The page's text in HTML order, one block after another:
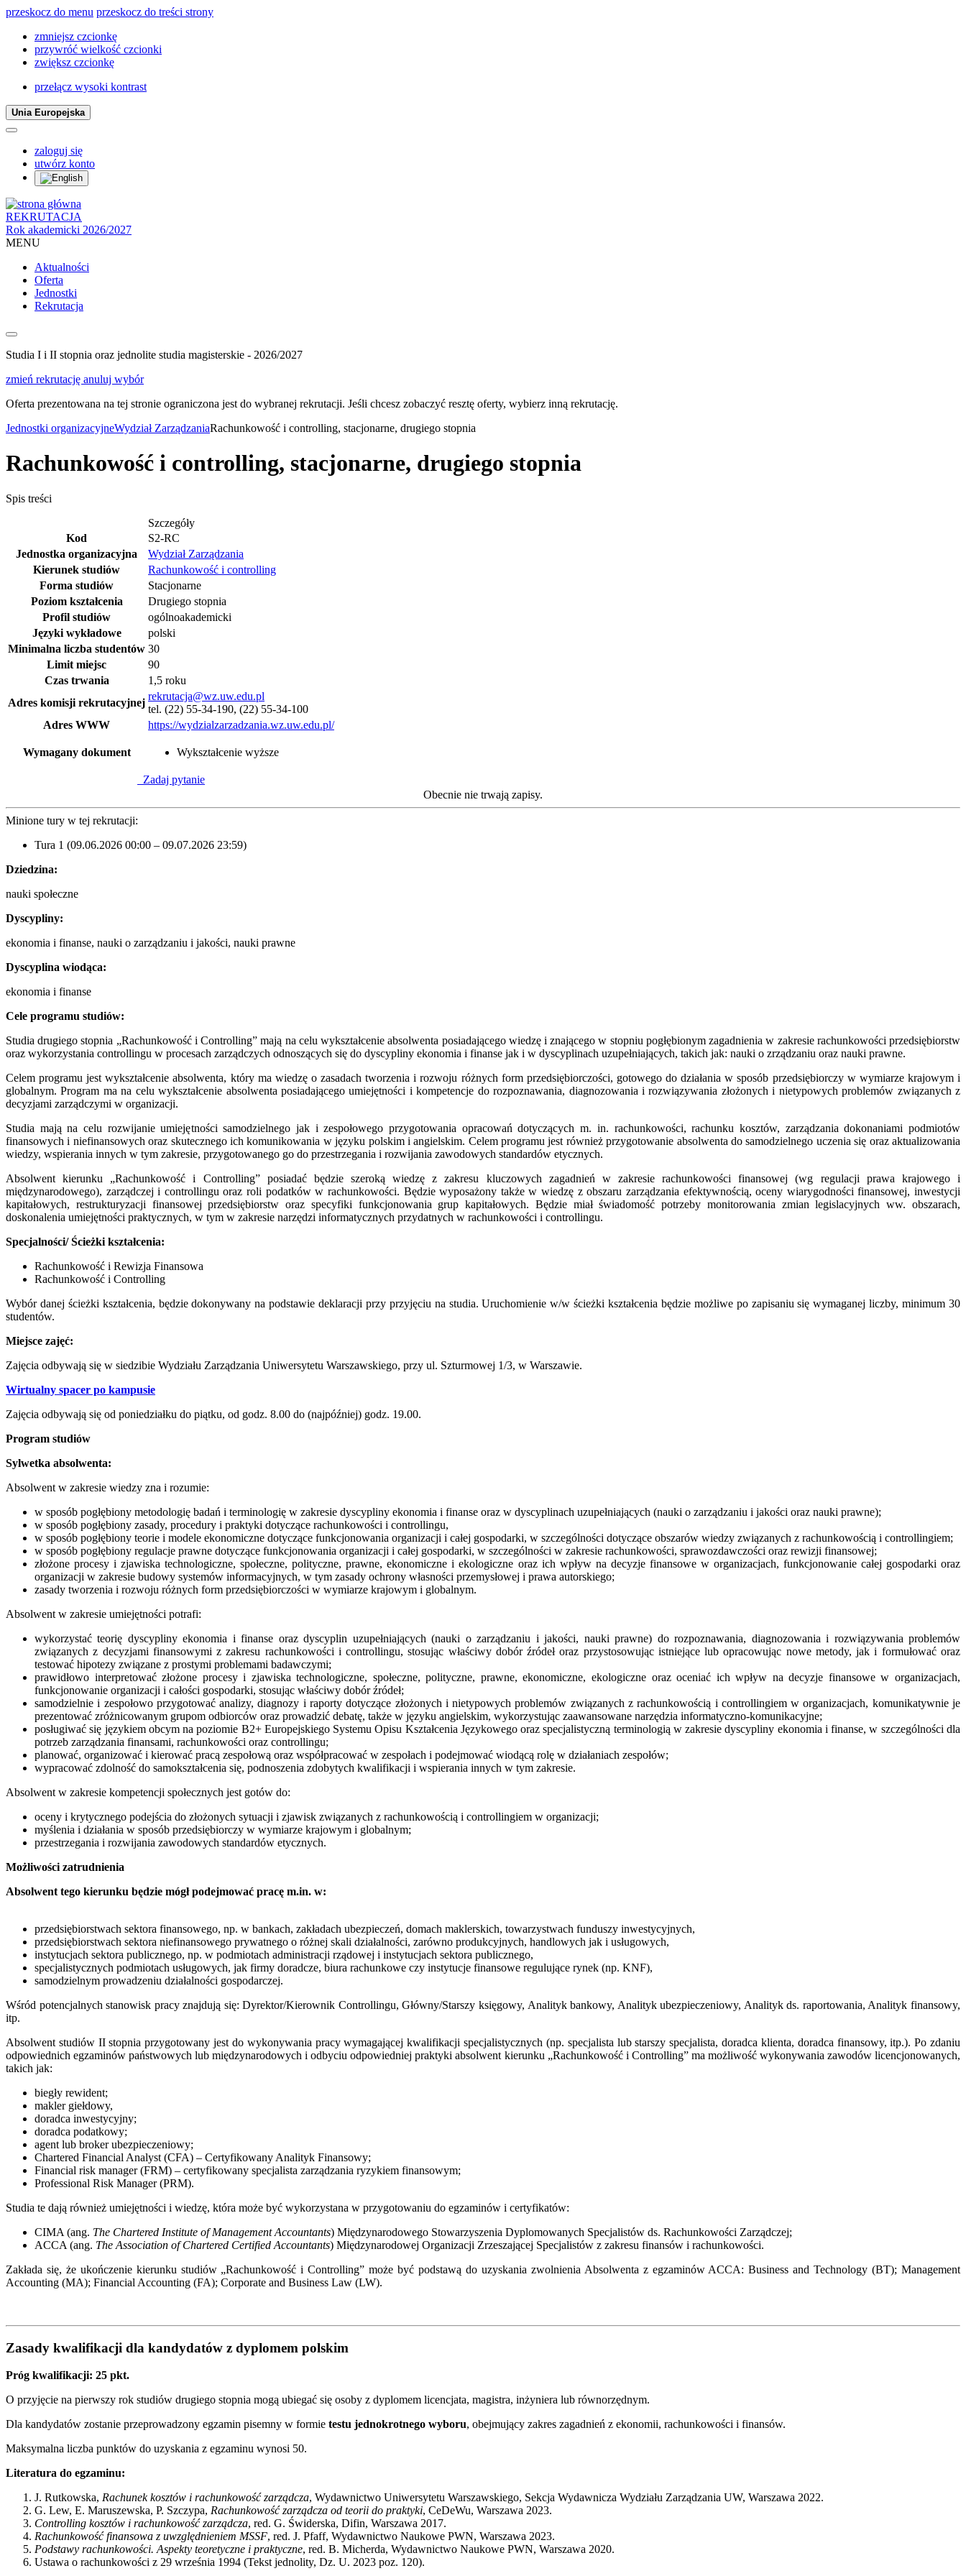
przeskocz do menu przeskocz do treści strony
zmniejsz czcionkę
przywróć wielkość czcionki
zwiększ czcionkę
przełącz wysoki kontrast
Unia Europejska
zaloguj się
utwórz konto
REKRUTACJA
Rok akademicki 2026/2027
MENU
Aktualności
Oferta
Jednostki
Rekrutacja
Studia I i II stopnia oraz jednolite studia magisterskie - 2026/2027
zmień rekrutację anuluj wybór
Oferta prezentowana na tej stronie ograniczona jest do wybranej rekrutacji. Jeśli chcesz zobaczyć resztę oferty, wybierz inną rekrutację.
Jednostki organizacyjneWydział ZarządzaniaRachunkowość i controlling, stacjonarne, drugiego stopnia
Rachunkowość i controlling, stacjonarne, drugiego stopnia
Spis treści
Szczegóły
Kod
S2-RC
Jednostka organizacyjna
Wydział Zarządzania
Kierunek studiów
Rachunkowość i controlling
Forma studiów
Stacjonarne
Poziom kształcenia
Drugiego stopnia
Profil studiów
ogólnoakademicki
Języki wykładowe
polski
Minimalna liczba studentów 30
Limit miejsc
90
Czas trwania
1,5 roku
Adres komisji rekrutacyjnej
rekrutacja@wz.uw.edu.pl
tel. (22) 55-34-190, (22) 55-34-100
Adres WWW
https://wydzialzarzadzania.wz.uw.edu.pl/
Wymagany dokument Wykształcenie wyższe
Zadaj pytanie
Obecnie nie trwają zapisy.
Minione tury w tej rekrutacji:
Tura 1 (09.06.2026 00:00 – 09.07.2026 23:59)
Dziedzina:
nauki społeczne
Dyscypliny:
ekonomia i finanse, nauki o zarządzaniu i jakości, nauki prawne
Dyscyplina wiodąca:
ekonomia i finanse
Cele programu studiów:
Studia drugiego stopnia „Rachunkowość i Controlling” mają na celu wykształcenie absolwenta posiadającego wiedzę i znającego w stopniu pogłębionym zagadnienia w zakresie rachunkowości przedsiębiorstw
oraz wykorzystania controllingu w procesach zarządczych odnoszących się do dyscypliny ekonomia i finanse jak i w dyscyplinach uzupełniających, takich jak: nauki o zrządzaniu oraz nauki prawne.
Celem programu jest wykształcenie absolwenta, który ma wiedzę o zasadach tworzenia i rozwoju różnych form przedsiębiorczości, gotowego do działania w sposób przedsiębiorczy w wymiarze krajowym i
globalnym. Program ma na celu wykształcenie absolwenta posiadającego umiejętności i kompetencje do rozpoznawania, diagnozowania i rozwiązywania złożonych i nietypowych problemów związanych z
decyzjami zarządczymi w organizacji.
Studia mają na celu rozwijanie umiejętności samodzielnego jak i zespołowego przygotowania opracowań dotyczących m. in. rachunkowości, rachunku kosztów, zarządzania dokonaniami podmiotów
finansowych i niefinansowych oraz skutecznego ich komunikowania w języku polskim i angielskim. Celem programu jest również przygotowanie absolwenta do samodzielnego uczenia się oraz aktualizowania
wiedzy, wspierania innych w tym zakresie, przygotowanego go do przestrzegania i rozwijania zawodowych standardów etycznych.
Absolwent kierunku „Rachunkowość i Controlling” posiadać będzie szeroką wiedzę z zakresu kluczowych zagadnień w zakresie rachunkowości finansowej (wg regulacji prawa krajowego i
międzynarodowego), zarządczej i controllingu oraz roli podatków w rachunkowości. Będzie wyposażony także w wiedzę z obszaru zarządzania efektywnością, oceny wiarygodności finansowej, inwestycji
kapitałowych, restrukturyzacji finansowej przedsiębiorstw oraz specyfiki funkcjonowania grup kapitałowych. Będzie miał świadomość potrzeby monitorowania zmian legislacyjnych ww. obszarach,
doskonalenia umiejętności praktycznych, w tym w zakresie narzędzi informatycznych przydatnych w rachunkowości i controllingu.
Specjalności/ Ścieżki kształcenia:
Rachunkowość i Rewizja Finansowa
Rachunkowość i Controlling
Wybór danej ścieżki kształcenia, będzie dokonywany na podstawie deklaracji przy przyjęciu na studia. Uruchomienie w/w ścieżki kształcenia będzie możliwe po zapisaniu się wymaganej liczby, minimum 30
studentów.
Miejsce zajęć:
Zajęcia odbywają się w siedzibie Wydziału Zarządzania Uniwersytetu Warszawskiego, przy ul. Szturmowej 1/3, w Warszawie.
Wirtualny spacer po kampusie
Zajęcia odbywają się od poniedziałku do piątku, od godz. 8.00 do (najpóźniej) godz. 19.00.
Program studiów
Sylwetka absolwenta:
Absolwent w zakresie wiedzy zna i rozumie:
w sposób pogłębiony metodologię badań i terminologię w zakresie dyscypliny ekonomia i finanse oraz w dyscyplinach uzupełniających (nauki o zarządzaniu i jakości oraz nauki prawne);
w sposób pogłębiony zasady, procedury i praktyki dotyczące rachunkowości i controllingu,
w sposób pogłębiony teorie i modele ekonomiczne dotyczące funkcjonowania organizacji i całej gospodarki, w szczególności dotyczące obszarów wiedzy związanych z rachunkowością i controllingiem;
w sposób pogłębiony regulacje prawne dotyczące funkcjonowania organizacji i całej gospodarki, w szczególności w zakresie rachunkowości, sprawozdawczości oraz rewizji finansowej;
złożone procesy i zjawiska technologiczne, społeczne, polityczne, prawne, ekonomiczne i ekologiczne oraz ich wpływ na decyzje finansowe w organizacjach, funkcjonowanie całej gospodarki oraz
organizacji w zakresie budowy systemów informacyjnych, w tym zasady ochrony własności przemysłowej i prawa autorskiego;
zasady tworzenia i rozwoju różnych form przedsiębiorczości w wymiarze krajowym i globalnym.
Absolwent w zakresie umiejętności potrafi:
wykorzystać teorię dyscypliny ekonomia i finanse oraz dyscyplin uzupełniających (nauki o zarządzaniu i jakości, nauki prawne) do rozpoznawania, diagnozowania i rozwiązywania problemów
związanych z decyzjami finansowymi z zakresu rachunkowości i controllingu, stosując właściwy dobór źródeł oraz przystosowując istniejące lub opracowując nowe metody, jak i formułować oraz
testować hipotezy związane z prostymi problemami badawczymi;
prawidłowo interpretować złożone procesy i zjawiska technologiczne, społeczne, polityczne, prawne, ekonomiczne, ekologiczne oraz oceniać ich wpływ na decyzje finansowe w organizacjach,
funkcjonowanie organizacji i całości gospodarki, stosując właściwy dobór źródeł;
samodzielnie i zespołowo przygotować analizy, diagnozy i raporty dotyczące złożonych i nietypowych problemów związanych z rachunkowością i controllingiem w organizacjach, komunikatywnie je
prezentować zróżnicowanym grupom odbiorców oraz prowadzić debatę, także w języku angielskim, wykorzystując zaawansowane narzędzia informatyczno-komunikacyjne;
posługiwać się językiem obcym na poziomie B2+ Europejskiego Systemu Opisu Kształcenia Językowego oraz specjalistyczną terminologią w zakresie dyscypliny ekonomia i finanse, w szczególności dla
potrzeb zarządzania finansami, rachunkowości oraz controllingu;
planować, organizować i kierować pracą zespołową oraz współpracować w zespołach i podejmować wiodącą rolę w działaniach zespołów;
wypracować zdolność do samokształcenia się, podnoszenia zdobytych kwalifikacji i wspierania innych w tym zakresie.
Absolwent w zakresie kompetencji społecznych jest gotów do:
oceny i krytycznego podejścia do złożonych sytuacji i zjawisk związanych z rachunkowością i controllingiem w organizacji;
myślenia i działania w sposób przedsiębiorczy w wymiarze krajowym i globalnym;
przestrzegania i rozwijania zawodowych standardów etycznych.
Możliwości zatrudnienia
Absolwent tego kierunku będzie mógł podejmować pracę m.in. w:
przedsiębiorstwach sektora finansowego, np. w bankach, zakładach ubezpieczeń, domach maklerskich, towarzystwach funduszy inwestycyjnych,
przedsiębiorstwach sektora niefinansowego prywatnego o różnej skali działalności, zarówno produkcyjnych, handlowych jak i usługowych,
instytucjach sektora publicznego, np. w podmiotach administracji rządowej i instytucjach sektora publicznego,
specjalistycznych podmiotach usługowych, jak firmy doradcze, biura rachunkowe czy instytucje finansowe regulujące rynek (np. KNF),
samodzielnym prowadzeniu działalności gospodarczej.
Wśród potencjalnych stanowisk pracy znajdują się: Dyrektor/Kierownik Controllingu, Główny/Starszy księgowy, Analityk bankowy, Analityk ubezpieczeniowy, Analityk ds. raportowania, Analityk finansowy,
itp.
Absolwent studiów II stopnia przygotowany jest do wykonywania pracy wymagającej kwalifikacji specjalistycznych (np. specjalista lub starszy specjalista, doradca klienta, doradca finansowy, itp.). Po zdaniu
odpowiednich egzaminów państwowych lub międzynarodowych i odbyciu odpowiedniej praktyki absolwent kierunku „Rachunkowość i Controlling” ma możliwość wykonywania zawodów licencjonowanych,
takich jak:
biegły rewident;
makler giełdowy,
doradca inwestycyjny;
doradca podatkowy;
agent lub broker ubezpieczeniowy;
Chartered Financial Analyst (CFA) – Certyfikowany Analityk Finansowy;
Financial risk manager (FRM) – certyfikowany specjalista zarządzania ryzykiem finansowym;
Professional Risk Manager (PRM).
Studia te dają również umiejętności i wiedzę, która może być wykorzystana w przygotowaniu do egzaminów i certyfikatów:
CIMA (ang. The Chartered Institute of Management Accountants) Międzynarodowego Stowarzyszenia Dyplomowanych Specjalistów ds. Rachunkowości Zarządczej;
ACCA (ang. The Association of Chartered Certified Accountants) Międzynarodowej Organizacji Zrzeszającej Specjalistów z zakresu finansów i rachunkowości.
Zakłada się, że ukończenie kierunku studiów „Rachunkowość i Controlling” może być podstawą do uzyskania zwolnienia Absolwenta z egzaminów ACCA: Business and Technology (BT); Management
Accounting (MA); Financial Accounting (FA); Corporate and Business Law (LW).
Zasady kwalifikacji dla kandydatów z dyplomem polskim
Próg kwalifikacji: 25 pkt.
O przyjęcie na pierwszy rok studiów drugiego stopnia mogą ubiegać się osoby z dyplomem licencjata, magistra, inżyniera lub równorzędnym.
Dla kandydatów zostanie przeprowadzony egzamin pisemny w formie testu jednokrotnego wyboru, obejmujący zakres zagadnień z ekonomii, rachunkowości i finansów.
Maksymalna liczba punktów do uzyskania z egzaminu wynosi 50.
Literatura do egzaminu:
J. Rutkowska, Rachunek kosztów i rachunkowość zarządcza, Wydawnictwo Uniwersytetu Warszawskiego, Sekcja Wydawnicza Wydziału Zarządzania UW, Warszawa 2022.
G. Lew, E. Maruszewska, P. Szczypa, Rachunkowość zarządcza od teorii do praktyki, CeDeWu, Warszawa 2023.
Controlling kosztów i rachunkowość zarządcza, red. G. Świderska, Difin, Warszawa 2017.
Rachunkowość finansowa z uwzględnieniem MSSF, red. J. Pfaff, Wydawnictwo Naukowe PWN, Warszawa 2023.
Podstawy rachunkowości. Aspekty teoretyczne i praktyczne, red. B. Micherda, Wydawnictwo Naukowe PWN, Warszawa 2020.
Ustawa o rachunkowości z 29 września 1994 (Tekst jednolity, Dz. U. 2023 poz. 120).